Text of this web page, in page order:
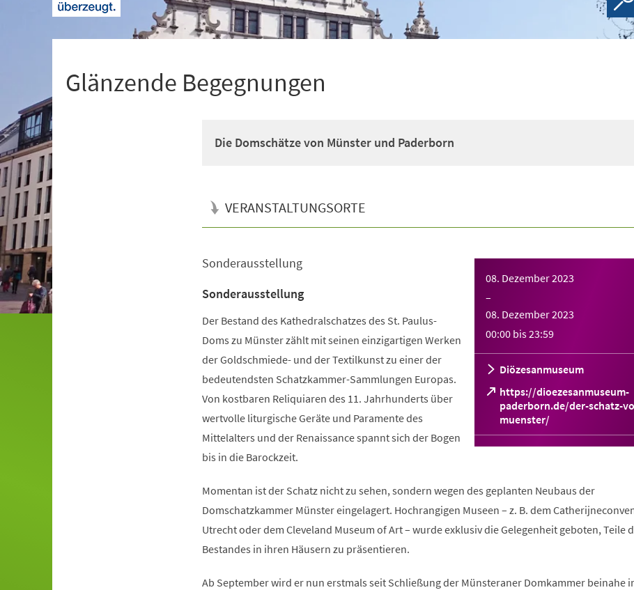
Glänzende Begegnungen
Die Domschätze von Münster und Paderborn
VERANSTALTUNGSORTE
08. Dezember 2023
–
08. Dezember 2023
00:00 bis23:59
Diözesanmuseum
https://dioezesanmuseum-
paderborn.de/der-schatz-
muenster/
(Öffnet
in
einem
Sonderausstellung
Sonderausstellung
Der Bestand des Kathedralschatzes des St. Paulus-
Doms zu Münster zählt mit seinen einzigartigen Werken
der Goldschmiede- und der Textilkunst zu einer der
bedeutendsten Schatzkammer-Sammlungen Europas.
Von kostbaren Reliquiaren des 11. Jahrhunderts über
wertvolle liturgische Geräte und Paramente des
Mittelalters und der Renaissance spannt sich der Bogen
bis in die Barockzeit.
Momentan ist der Schatz nicht zu sehen, sondern wegen des geplanten Neubaus der
Domschatzkammer Münster eingelagert. Hochrangigen Museen – z. B. dem
Utrecht oder dem Cleveland Museum of Art – wurde exklusiv die Gelegenheit geboten, Teile
Bestandes in ihren Häusern zu präsentieren.
Ab September wird er nun erstmals seit Schließung der Münsteraner Domkammer beinahe